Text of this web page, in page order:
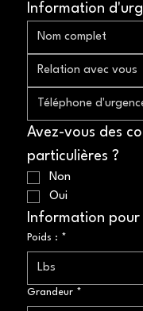
Information
Avez-vous des
particulières ?
Non
Oui
Information
Poids : *
Grandeur *